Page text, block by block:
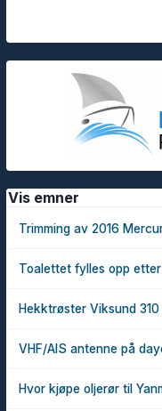
Vis emner
Trimming av 2016
Toalettet fylles opp
Hekktrøster Viksund
VHF/AIS antenne på
Hvor kjøpe oljerør til